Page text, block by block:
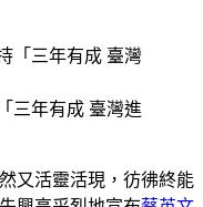
三年有成 臺灣進
又活靈活現，彷彿終能